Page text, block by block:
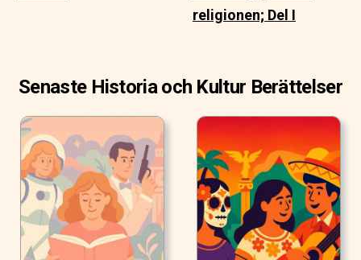
religionen; Del I
Senaste Historia och Kultur Berättelser